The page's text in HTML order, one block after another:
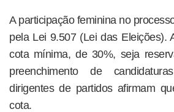
A participação feminina no
pela Lei 9.507 (Lei das Eleições).
cota mínima, de 30%, seja
preenchimento de
dirigentes de partidos afirmam
cota.